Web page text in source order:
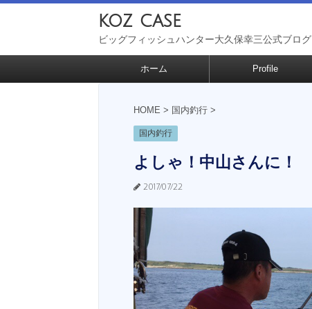
koz case
ビッグフィッシュハンター大久保幸三公式ブログ
ホーム Profile
HOME > 国内釣行 >
国内釣行
よしゃ！中山さんに！
2017/07/22